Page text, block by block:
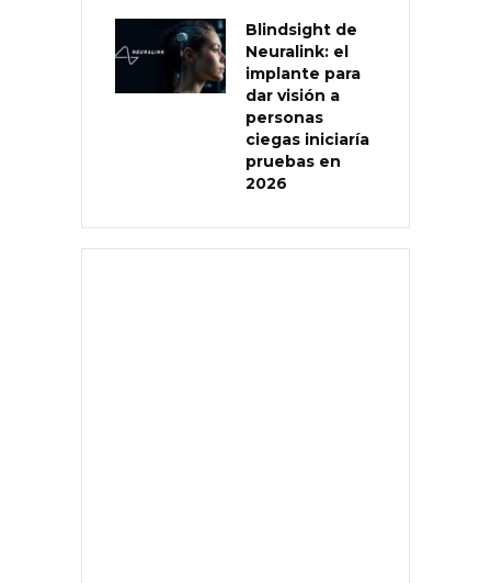
Blindsight de
Neuralink: el
implante para
dar visión a
personas
ciegas iniciaría
pruebas en
2026